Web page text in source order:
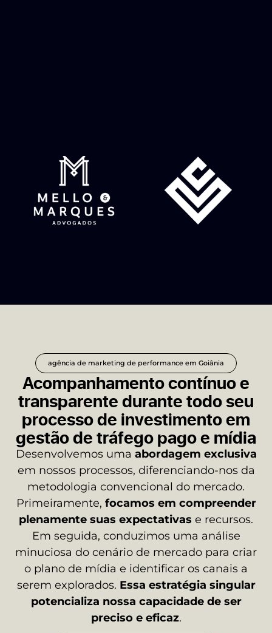
agência de marketing de performance em Goiânia
Acompanhamento contínuo e
transparente durante todo seu
processo de investimento em
gestão de tráfego pago e mídia
Desenvolvemos uma abordagem exclusiva
em nossos processos, diferenciando-nos da
metodologia convencional do mercado.
Primeiramente, focamos em compreender
plenamente suas expectativas e recursos.
Em seguida, conduzimos uma análise
minuciosa do cenário de mercado para criar
o plano de mídia e identificar os canais a
serem explorados. Essa estratégia singular
potencializa nossa capacidade de ser
preciso e eficaz.